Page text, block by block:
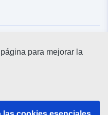
de la UE
para mejorar la